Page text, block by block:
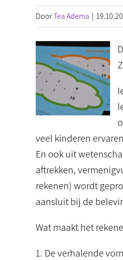
DoorTea Adema |
veel kinderen
En ook uit
aftrekken,
rekenen) wordt
aansluit bij de
Wat maakt het
1. De verhalende